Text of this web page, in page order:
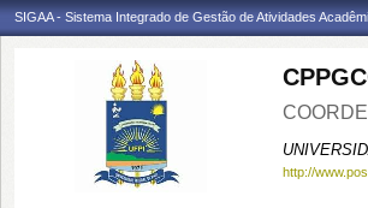
SIGAA - Sistema Integrado de Gestão de Atividades
http://